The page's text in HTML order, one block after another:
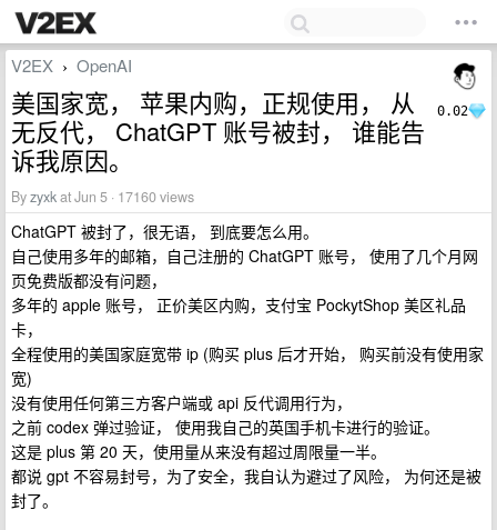
0.02
V2EX › OpenAI
美国家宽， 苹果内购，正规使用， 从
无反代， ChatGPT 账号被封， 谁能告
诉我原因。
Byzyxkat Jun 5 · 17160 views
ChatGPT 被封了，很无语， 到底要怎么用。
自己使用多年的邮箱，自己注册的 ChatGPT 账号， 使用了几个月网
页免费版都没有问题，
多年的 apple 账号， 正价美区内购，支付宝 PockytShop 美区礼品
卡，
全程使用的美国家庭宽带 ip (购买 plus 后才开始， 购买前没有使用家
宽)
没有使用任何第三方客户端或 api 反代调用行为，
之前 codex 弹过验证， 使用我自己的英国手机卡进行的验证。
这是 plus 第 20 天，使用量从来没有超过周限量一半。
都说 gpt 不容易封号，为了安全，我自认为避过了风险， 为何还是被
封了。